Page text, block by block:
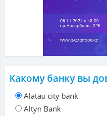
Какому банку вы
Alatau city bank
Altyn Bank